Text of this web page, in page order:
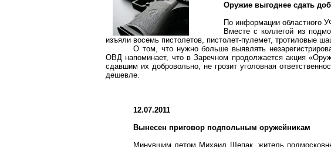
Оружие выгоднее сдать
По информации областного
Вместе с коллегой из
изъяли восемь пистолетов, пистолет-пулемет, тротиловые
О том, что нужно больше выявлять
ОВД напоминает, что в Заречном продолжается акция
сдавшим их добровольно, не грозит уголовная
дешевле.
12.07.2011
Вынесен приговор подпольным оружейникам
Минувшим летом Михаил Щепак, житель